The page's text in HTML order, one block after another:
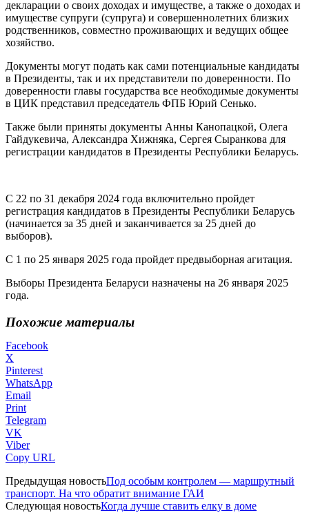
декларации о своих доходах и имуществе, а также о доходах и
имуществе супруги (супруга) и совершеннолетних близких
родственников, совместно проживающих и ведущих общее
хозяйство.
Документы могут подать как сами потенциальные кандидаты
в Президенты, так и их представители по доверенности. По
доверенности главы государства все необходимые документы
в ЦИК представил председатель ФПБ Юрий Сенько.
Также были приняты документы Анны Канопацкой, Олега
Гайдукевича, Александра Хижняка, Сергея Сыранкова для
регистрации кандидатов в Президенты Республики Беларусь.
С 22 по 31 декабря 2024 года включительно пройдет
регистрация кандидатов в Президенты Республики Беларусь
(начинается за 35 дней и заканчивается за 25 дней до
выборов).
С 1 по 25 января 2025 года пройдет предвыборная агитация.
Выборы Президента Беларуси назначены на 26 января 2025
года.
Похожие материалы
Facebook
X
Pinterest
WhatsApp
Email
Print
Telegram
VK
Viber
Copy URL
Предыдущая новостьПод особым контролем — маршрутный
транспорт. На что обратит внимание ГАИ
Следующая новостьКогда лучше ставить елку в доме